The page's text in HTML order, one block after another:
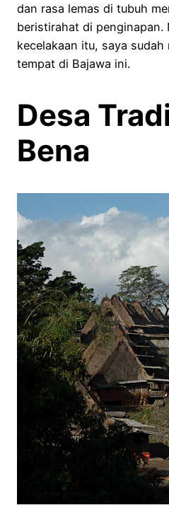
dan rasa lemas di tubuh
beristirahat di penginapan.
kecelakaan itu, saya
tempat di Bajawa ini.
Desa
Bena